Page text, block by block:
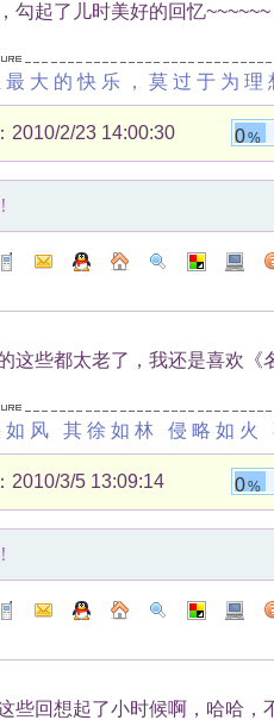
勾起了儿时美好的回忆~~~~~~
最大的快乐，莫过于为
2010/2/23 14:00:30 0%
这些都太老了，我还是喜欢《
如风 其徐如林 侵略如
2010/3/5 13:09:14 0%
些回想起了小时候啊，哈哈，